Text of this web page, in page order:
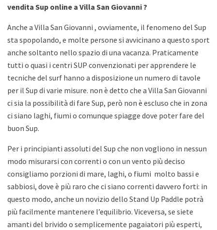
vendita Sup online a Villa San Giovanni ?
Anche a Villa San Giovanni , ovviamente, il fenomeno del Sup
sta spopolando, e molte persone si avvicinano a questo sport
anche soltanto nello spazio di una vacanza. Praticamente
tutti o quasi i centri SUP convenzionati per apprendere le
tecniche del surf hanno a disposizione un numero di tavole
per il Sup di varie misure. non è detto che a Villa San Giovanni
ci sia la possibilità di fare Sup, però non è escluso che in zona
ci siano laghi, fiumi o comunque spiagge dove poter fare del
buon Sup.
Per i principianti assoluti del Sup che non vogliono in nessun
modo misurarsi con correnti o con un vento più deciso
consigliamo porzioni di mare, laghi, o fiumi molto bassi e
sabbiosi, dove è più raro che ci siano correnti davvero forti: in
questo modo, anche un novizio dello Stand Up Paddle potrà
più facilmente mantenere l’equilibrio. Viceversa, se siete
amanti del brivido o semplicemente pagaiatori più esperti,